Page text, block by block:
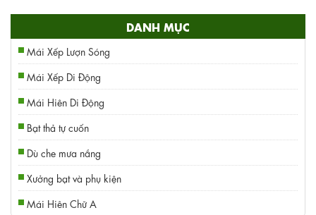
DANH MỤC
Mái Xếp Lượn Sóng
Mái Xếp Di Động
Mái Hiên Di Động
Bạt thả tự cuốn
Dù che mưa nắng
Xưởng bạt và phụ kiện
Mái Hiên Chữ A